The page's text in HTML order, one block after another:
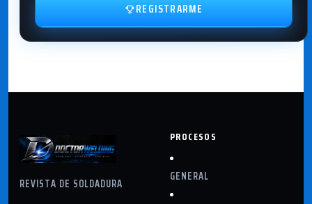
REGISTRARME
REVISTA DE SOLDADURA
PROCESOS
GENERAL